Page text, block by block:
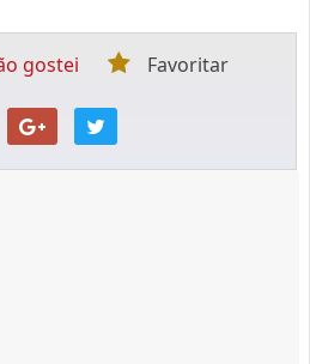
gostei Favoritar